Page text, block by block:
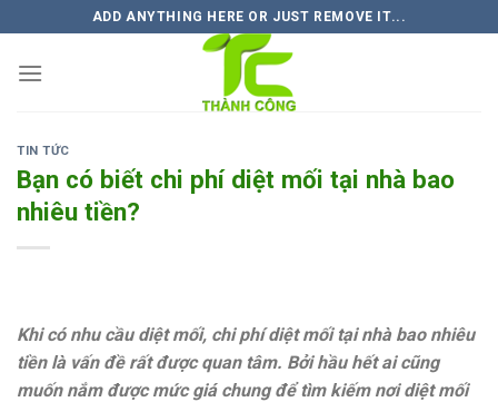
to
content
ADD ANYTHING HERE OR JUST REMOVE IT...
TIN TỨC
Bạn có biết chi phí diệt mối tại nhà bao
nhiêu tiền?
Khi có nhu cầu diệt mối, chi phí diệt mối tại nhà bao nhiêu
tiền là vấn đề rất được quan tâm. Bởi hầu hết ai cũng
muốn nắm được mức giá chung để tìm kiếm nơi diệt mối